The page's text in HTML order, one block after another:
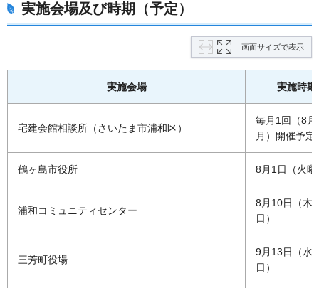
実施会場及び時期（予定）
画面サイズで表示
実施会場 実施時期
宅建会館相談所（さいたま市浦和区）
毎月1回（8月
月）開催予定
鶴ヶ島市役所 8月1日（火曜
浦和コミュニティセンター
8月10日（木
日）
三芳町役場
9月13日（水
日）